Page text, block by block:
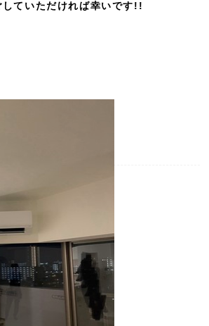
ていただければ幸いです!!